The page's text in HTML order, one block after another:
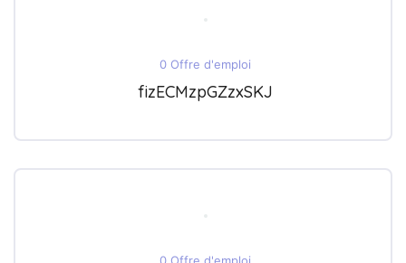
0 Offre d'emploi
fizECMzpGZzxSKJ